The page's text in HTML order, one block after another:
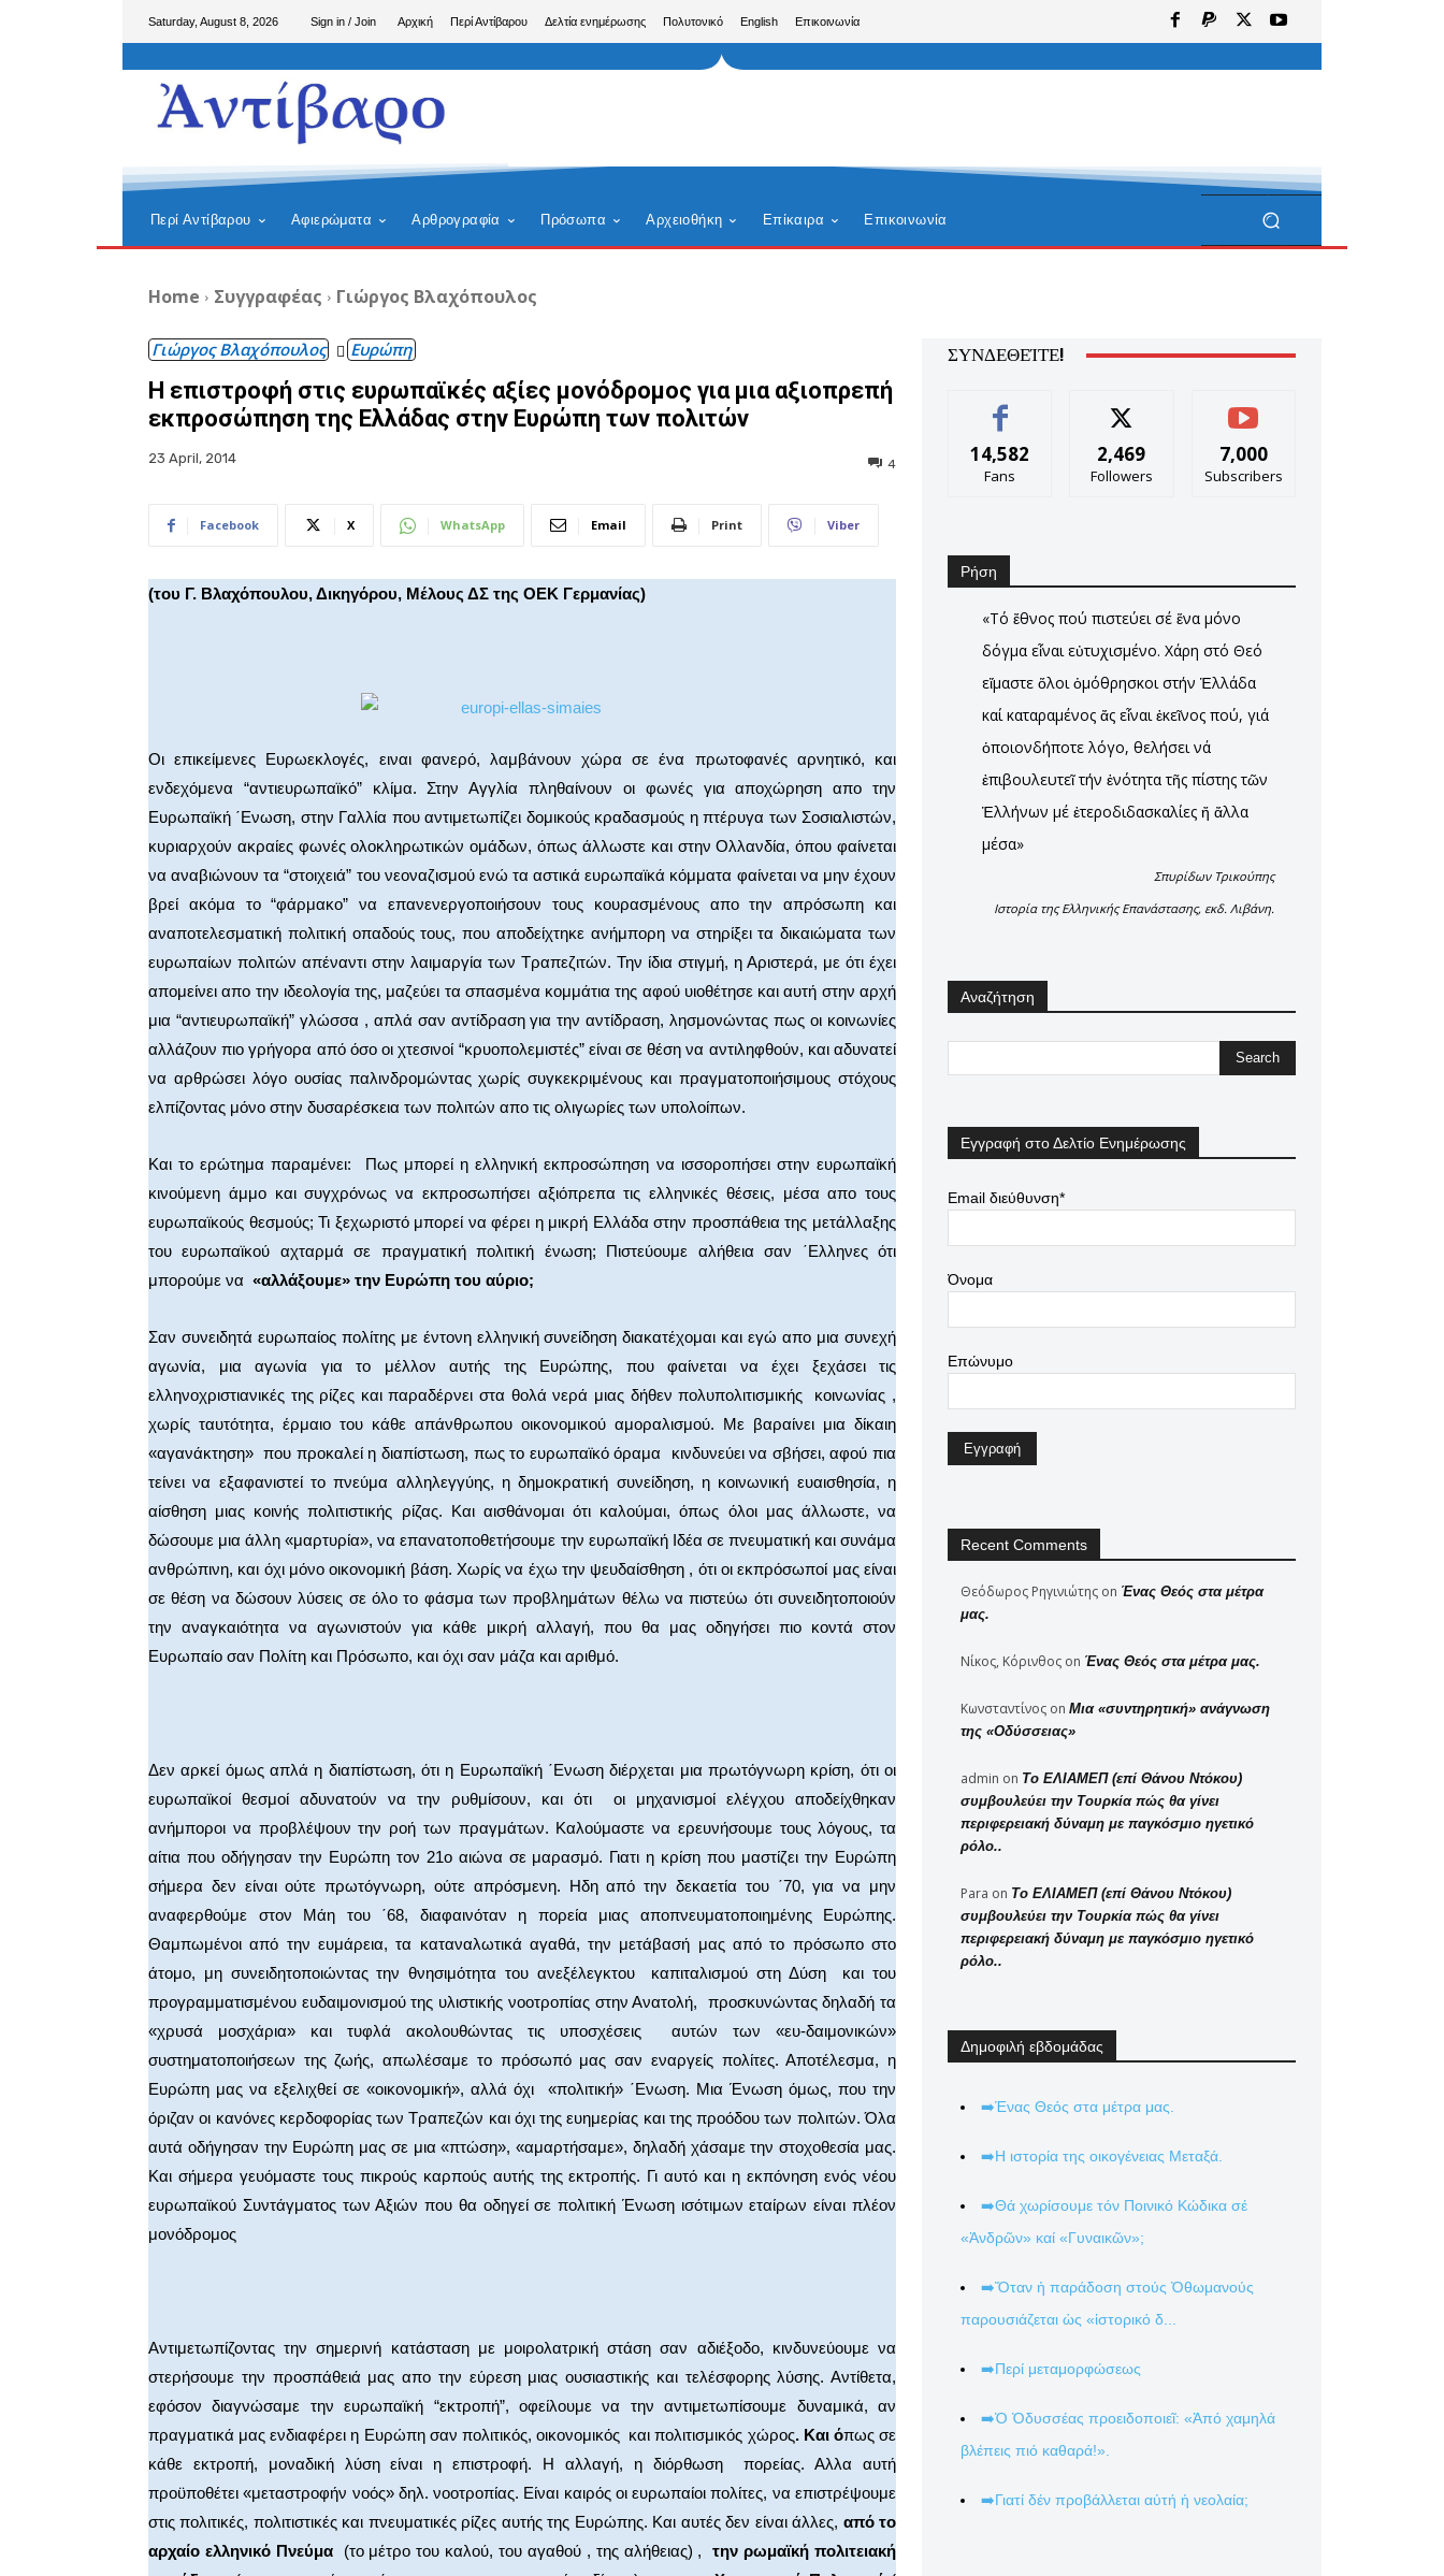
Saturday, August 8, 2026 Sign in / Join Αρχική Περί Αντίβαρου Δελτία ενημέρωσης Πολυτονικό English Επικοινωνία
Περί Αντίβαρου Αφιερώματα Αρθρογραφία Πρόσωπα Αρχειοθήκη Επίκαιρα Επικοινωνία
Home Συγγραφέας Γιώργος Βλαχόπουλος
Γιώργος Βλαχόπουλος Ευρώπη
Η επιστροφή στις ευρωπαϊκές αξίες μονόδρομος για μια αξιοπρεπή
εκπροσώπηση της Ελλάδας στην Ευρώπη των πολιτών
23 April, 2014 4
Facebook X WhatsApp Email Print Viber
(του Γ. Βλαχόπουλου, Δικηγόρου, Μέλους ΔΣ της ΟΕΚ Γερμανίας)
Οι επικείμενες Ευρωεκλογές, ειναι φανερό, λαμβάνουν χώρα σε ένα πρωτοφανές αρνητικό, και
ενδεχόμενα “αντιευρωπαϊκό” κλίμα. Στην Αγγλία πληθαίνουν οι φωνές για αποχώρηση απο την
Ευρωπαϊκή ΄Ενωση, στην Γαλλία που αντιμετωπίζει δομικούς κραδασμούς η πτέρυγα των Σοσιαλιστών,
κυριαρχούν ακραίες φωνές ολοκληρωτικών ομάδων, όπως άλλωστε και στην Ολλανδία, όπου φαίνεται
να αναβιώνουν τα “στοιχειά” του νεοναζισμού ενώ τα αστικά ευρωπαϊκά κόμματα φαίνεται να μην έχουν
βρεί ακόμα το “φάρμακο” να επανενεργοποιήσουν τους κουρασμένους απο την απρόσωπη και
αναποτελεσματική πολιτική οπαδούς τους, που αποδείχτηκε ανήμπορη να στηρίξει τα δικαιώματα των
ευρωπαίων πολιτών απέναντι στην λαιμαργία των Τραπεζιτών. Την ίδια στιγμή, η Αριστερά, με ότι έχει
απομείνει απο την ιδεολογία της, μαζεύει τα σπασμένα κομμάτια της αφού υιοθέτησε και αυτή στην αρχή
μια “αντιευρωπαϊκή” γλώσσα , απλά σαν αντίδραση για την αντίδραση, λησμονώντας πως οι κοινωνίες
αλλάζουν πιο γρήγορα από όσο οι χτεσινοί “κρυοπολεμιστές” είναι σε θέση να αντιληφθούν, και αδυνατεί
να αρθρώσει λόγο ουσίας παλινδρομώντας χωρίς συγκεκριμένους και πραγματοποιήσιμους στόχους
ελπίζοντας μόνο στην δυσαρέσκεια των πολιτών απο τις ολιγωρίες των υπολοίπων.
Και το ερώτημα παραμένει: Πως μπορεί η ελληνική εκπροσώπηση να ισσοροπήσει στην ευρωπαϊκή
κινούμενη άμμο και συγχρόνως να εκπροσωπήσει αξιόπρεπα τις ελληνικές θέσεις, μέσα απο τους
ευρωπαϊκούς θεσμούς; Τι ξεχωριστό μπορεί να φέρει η μικρή Ελλάδα στην προσπάθεια της μετάλλαξης
του ευρωπαϊκού αχταρμά σε πραγματική πολιτική ένωση; Πιστεύουμε αλήθεια σαν ΄Ελληνες ότι
μπορούμε να «αλλάξουμε» την Ευρώπη του αύριο;
Σαν συνειδητά ευρωπαίος πολίτης με έντονη ελληνική συνείδηση διακατέχομαι και εγώ απο μια συνεχή
αγωνία, μια αγωνία για το μέλλον αυτής της Ευρώπης, που φαίνεται να έχει ξεχάσει τις
ελληνοχριστιανικές της ρίζες και παραδέρνει στα θολά νερά μιας δήθεν πολυπολιτισμικής κοινωνίας ,
χωρίς ταυτότητα, έρμαιο του κάθε απάνθρωπου οικονομικού αμοραλισμού. Με βαραίνει μια δίκαιη
«αγανάκτηση» που προκαλεί η διαπίστωση, πως το ευρωπαϊκό όραμα κινδυνεύει να σβήσει, αφού πια
τείνει να εξαφανιστεί το πνεύμα αλληλεγγύης, η δημοκρατική συνείδηση, η κοινωνική ευαισθησία, η
αίσθηση μιας κοινής πολιτιστικής ρίζας. Και αισθάνομαι ότι καλούμαι, όπως όλοι μας άλλωστε, να
δώσουμε μια άλλη «μαρτυρία», να επανατοποθετήσουμε την ευρωπαϊκή Ιδέα σε πνευματική και συνάμα
ανθρώπινη, και όχι μόνο οικονομική βάση. Χωρίς να έχω την ψευδαίσθηση , ότι οι εκπρόσωποί μας είναι
σε θέση να δώσουν λύσεις σε όλο το φάσμα των προβλημάτων θέλω να πιστεύω ότι συνειδητοποιούν
την αναγκαιότητα να αγωνιστούν για κάθε μικρή αλλαγή, που θα μας οδηγήσει πιο κοντά στον
Ευρωπαίο σαν Πολίτη και Πρόσωπο, και όχι σαν μάζα και αριθμό.
Δεν αρκεί όμως απλά η διαπίστωση, ότι η Ευρωπαϊκή ΄Ενωση διέρχεται μια πρωτόγνωρη κρίση, ότι οι
ευρωπαϊκοί θεσμοί αδυνατούν να την ρυθμίσουν, και ότι οι μηχανισμοί ελέγχου αποδείχθηκαν
ανήμποροι να προβλέψουν την ροή των πραγμάτων. Καλούμαστε να ερευνήσουμε τους λόγους, τα
αίτια που οδήγησαν την Ευρώπη τον 21ο αιώνα σε μαρασμό. Γιατι η κρίση που μαστίζει την Ευρώπη
σήμερα δεν είναι ούτε πρωτόγνωρη, ούτε απρόσμενη. Ηδη από την δεκαετία του ΄70, για να μην
αναφερθούμε στον Μάη του ΄68, διαφαινόταν η πορεία μιας αποπνευματοποιημένης Ευρώπης.
Θαμπωμένοι από την ευμάρεια, τα καταναλωτικά αγαθά, την μετάβασή μας από το πρόσωπο στο
άτομο, μη συνειδητοποιώντας την θνησιμότητα του ανεξέλεγκτου καπιταλισμού στη Δύση και του
προγραμματισμένου ευδαιμονισμού της υλιστικής νοοτροπίας στην Ανατολή, προσκυνώντας δηλαδή τα
«χρυσά μοσχάρια» και τυφλά ακολουθώντας τις υποσχέσεις αυτών των «ευ-δαιμονικών»
συστηματοποιήσεων της ζωής, απωλέσαμε το πρόσωπό μας σαν εναργείς πολίτες. Αποτέλεσμα, η
Ευρώπη μας να εξελιχθεί σε «οικονομική», αλλά όχι «πολιτική» ΄Ενωση. Μια Ένωση όμως, που την
όριζαν οι κανόνες κερδοφορίας των Τραπεζών και όχι της ευημερίας και της προόδου των πολιτών. Όλα
αυτά οδήγησαν την Ευρώπη μας σε μια «πτώση», «αμαρτήσαμε», δηλαδή χάσαμε την στοχοθεσία μας.
Και σήμερα γευόμαστε τους πικρούς καρπούς αυτής της εκτροπής. Γι αυτό και η εκπόνηση ενός νέου
ευρωπαϊκού Συντάγματος των Αξιών που θα οδηγεί σε πολιτική Ένωση ισότιμων εταίρων είναι πλέον
μονόδρομος
Αντιμετωπίζοντας την σημερινή κατάσταση με μοιρολατρική στάση σαν αδιέξοδο, κινδυνεύουμε να
στερήσουμε την προσπάθειά μας απο την εύρεση μιας ουσιαστικής και τελέσφορης λύσης. Αντίθετα,
εφόσον διαγνώσαμε την ευρωπαϊκή “εκτροπή”, οφείλουμε να την αντιμετωπίσουμε δυναμικά, αν
πραγματικά μας ενδιαφέρει η Ευρώπη σαν πολιτικός, οικονομικός και πολιτισμικός χώρος. Και όπως σε
κάθε εκτροπή, μοναδική λύση είναι η επιστροφή. Η αλλαγή, η διόρθωση πορείας. Αλλα αυτή
προϋποθέτει «μεταστροφήν νοός» δηλ. νοοτροπίας. Είναι καιρός οι ευρωπαίοι πολίτες, να επιστρέψουμε
στις πολιτικές, πολιτιστικές και πνευματικές ρίζες αυτής της Ευρώπης. Και αυτές δεν είναι άλλες, από το
αρχαίο ελληνικό Πνεύμα
(το μέτρο του καλού, του αγαθού , της αλήθειας) ,την ρωμαϊκή πολιτειακή
ΣΥΝΔΕΘΕΊΤΕ!
14,582
Fans
2,469
Followers
7,000
Subscribers
Ρήση
«Τό ἔθνος πού πιστεύει σέ ἕνα μόνο
δόγμα εἶναι εὐτυχισμένο. Χάρη στό Θεό
εἴμαστε ὅλοι ὀμόθρησκοι στήν Ἑλλάδα
καί καταραμένος ἄς εἶναι ἐκεῖνος πού, γιά
ὁποιονδήποτε λόγο, θελήσει νά
ἐπιβουλευτεῖ τήν ἑνότητα τῆς πίστης τῶν
Ἑλλήνων μέ ἑτεροδιδασκαλίες ἤ ἄλλα
μέσα»
Σπυρίδων Τρικούπης
Ιστορία της Ελληνικής Επανάστασης, εκδ. Λιβάνη.
Αναζήτηση
Εγγραφή στο Δελτίο Ενημέρωσης
Email διεύθυνση*
Όνομα
Επώνυμο
Recent Comments
Θεόδωρος Ρηγινιώτης on Ένας Θεός στα μέτρα
μας.
Νίκος, Κόρινθος on Ένας Θεός στα μέτρα μας.
Κωνσταντίνος on Μια «συντηρητική» ανάγνωση
της «Οδύσσειας»
admin on Το ΕΛΙΑΜΕΠ (επί Θάνου Ντόκου)
συμβουλεύει την Τουρκία πώς θα γίνει
περιφερειακή δύναμη με παγκόσμιο ηγετικό
ρόλο..
Para on Το ΕΛΙΑΜΕΠ (επί Θάνου Ντόκου)
συμβουλεύει την Τουρκία πώς θα γίνει
περιφερειακή δύναμη με παγκόσμιο ηγετικό
ρόλο..
Δημοφιλή εβδομάδας
➡️Ένας Θεός στα μέτρα μας.
➡️Η ιστορία της οικογένειας Μεταξά.
➡️Θά χωρίσουμε τόν Ποινικό Κώδικα σέ
«Ἀνδρῶν» καί «Γυναικῶν»;
➡️Ὅταν ἡ παράδοση στούς Ὀθωμανούς
παρουσιάζεται ὡς «ἱστορικό δ...
➡️Περί μεταμορφώσεως
➡️Ὁ Ὀδυσσέας προειδοποιεῖ: «Ἀπό χαμηλά
βλέπεις πιό καθαρά!».
➡️Γιατί δέν προβάλλεται αὐτή ἡ νεολαία;